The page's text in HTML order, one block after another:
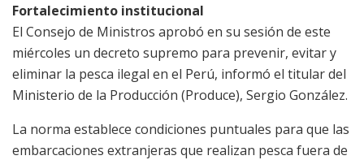
Fortalecimiento institucional
El Consejo de Ministros aprobó en su sesión de este
miércoles un decreto supremo para prevenir, evitar y
eliminar la pesca ilegal en el Perú, informó el titular del
Ministerio de la Producción (Produce), Sergio González.
La norma establece condiciones puntuales para que las
embarcaciones extranjeras que realizan pesca fuera de